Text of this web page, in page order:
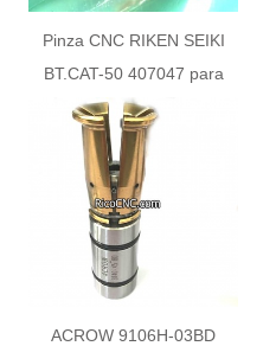
Pinza CNC RIKEN SEIKI
BT.CAT-50 407047 para
Maquinaria DMG MORI
ACROW 9106H-03BD